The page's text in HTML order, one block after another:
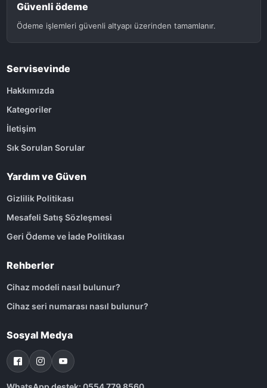
Güvenli ödeme
Ödeme işlemleri güvenli altyapı üzerinden tamamlanır.
Servisevinde
Hakkımızda
Kategoriler
İletişim
Sık Sorulan Sorular
Yardım ve Güven
Gizlilik Politikası
Mesafeli Satış Sözleşmesi
Geri Ödeme ve İade Politikası
Rehberler
Cihaz modeli nasıl bulunur?
Cihaz seri numarası nasıl bulunur?
Sosyal Medya